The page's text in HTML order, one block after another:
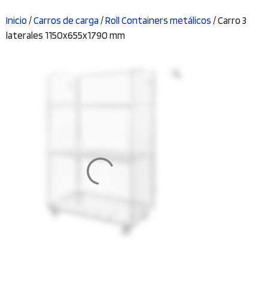
Inicio /Carros de carga /Roll Containers metálicos / Carro 3
laterales 1150x655x1790 mm